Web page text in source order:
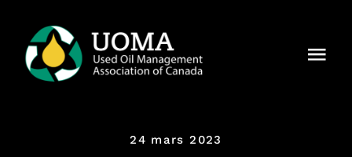
content
24 mars 2023